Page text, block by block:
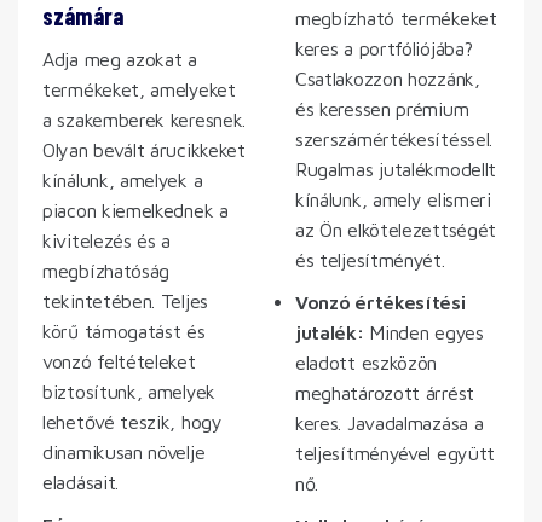
számára
Adja meg azokat a
termékeket, amelyeket
a szakemberek keresnek.
Olyan bevált árucikkeket
kínálunk, amelyek a
piacon kiemelkednek a
kivitelezés és a
megbízhatóság
tekintetében. Teljes
körű támogatást és
vonzó feltételeket
biztosítunk, amelyek
lehetővé teszik, hogy
dinamikusan növelje
eladásait.
megbízható termékeket
keres a portfóliójába?
Csatlakozzon hozzánk,
és keressen prémium
szerszámértékesítéssel.
Rugalmas jutalékmodellt
kínálunk, amely elismeri
az Ön elkötelezettségét
és teljesítményét.
Vonzó értékesítési
jutalék: Minden egyes
eladott eszközön
meghatározott árrést
keres. Javadalmazása a
teljesítményével együtt
nő.